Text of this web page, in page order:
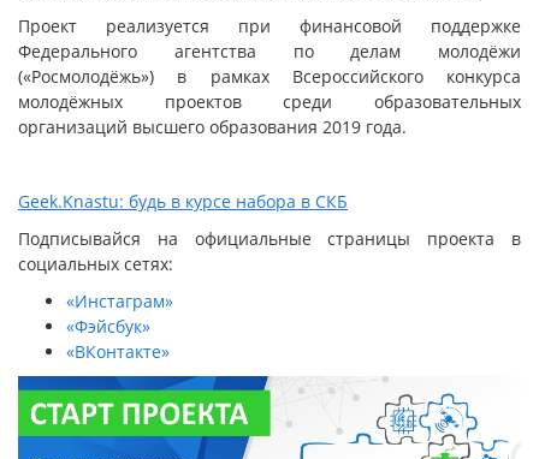
Проект реализуется при финансовой поддержке
Федерального агентства по делам молодёжи
(«Росмолодёжь») в рамках Всероссийского конкурса
молодёжных проектов среди образовательных
организаций высшего образования 2019 года.
Geek.Knastu: будь в курсе набора в СКБ
Подписывайся на официальные страницы проекта в
социальных сетях:
«Инстаграм»
«Фэйсбук»
«ВКонтакте»